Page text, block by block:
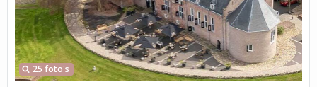
25 foto's